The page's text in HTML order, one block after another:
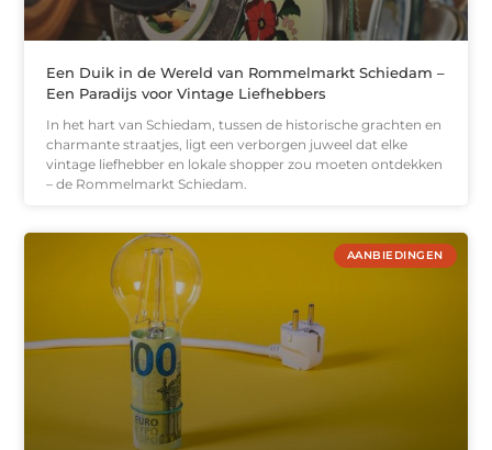
Een Duik in de Wereld van Rommelmarkt Schiedam –
Een Paradijs voor Vintage Liefhebbers
In het hart van Schiedam, tussen de historische grachten en
charmante straatjes, ligt een verborgen juweel dat elke
vintage liefhebber en lokale shopper zou moeten ontdekken
– de Rommelmarkt Schiedam.
AANBIEDINGEN